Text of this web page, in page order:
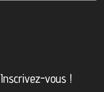
Inscrivez-vous !